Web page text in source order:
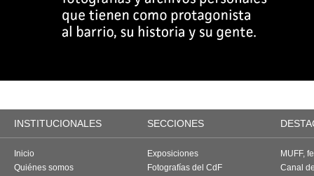
INSTITUCIONALES SECCIONES
Inicio
Quiénes somos
Exposiciones
Fotografías del CdF
MUFF,
Canal